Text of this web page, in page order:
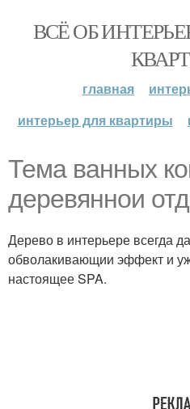
ВСЁ ОБ
главная
интерьер для квартиры
Тема ванных
деревяннои
Дерево в интерьере всегда
обволакивающии эффект и
настоящее SPA.